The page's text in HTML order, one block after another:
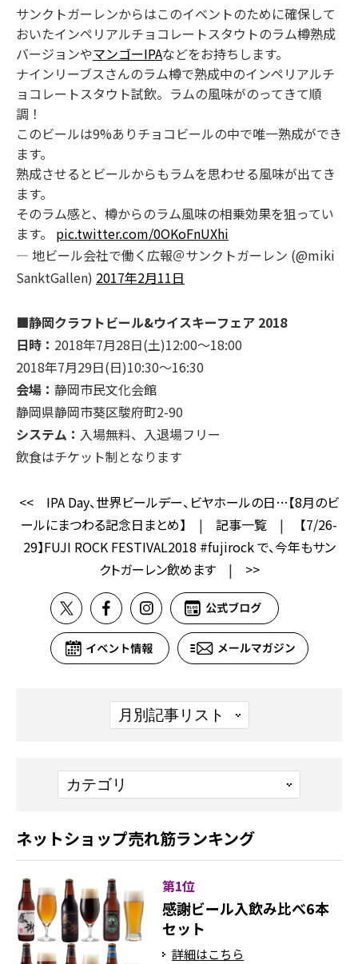
サンクトガーレンからはこのイベントのために確保して
おいたインペリアルチョコレートスタウトのラム樽熟成
バージョンやマンゴーIPAなどをお持ちします。
ナインリーブスさんのラム樽で熟成中のインペリアルチ
ョコレートスタウト試飲。ラムの風味がのってきて順
調！
このビールは9%ありチョコビールの中で唯一熟成ができ
ます。
熟成させるとビールからもラムを思わせる風味が出てき
ます。
そのラム感と、樽からのラム風味の相乗効果を狙ってい
ます。 pic.twitter.com/0OKoFnUXhi
— 地ビール会社で働く広報＠サンクトガーレン (@miki
SanktGallen) 2017年2月11日
■静岡クラフトビール&ウイスキーフェア 2018
日時： 2018年7月28日(土)12:00～18:00
2018年7月29日(日)10:30～16:30
会場： 静岡市民文化会館
静岡県静岡市葵区駿府町2-90
システム： 入場無料、入退場フリー
飲食はチケット制となります
<<
IPA Day、世界ビールデー、ビヤホールの日…【8月のビ
ールにまつわる記念日まとめ】 | 記事一覧 |
【7/26-
29】FUJI ROCK FESTIVAL2018 #fujirock で、今年もサン
クトガーレン飲めます| >>
ネットショップ売れ筋ランキング
第1位
感謝ビール入飲み比べ6本
セット
詳細はこちら